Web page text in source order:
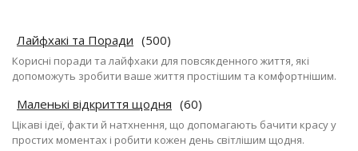
Лайфхакі та Поради (500)
Корисні поради та лайфхаки для повсякденного життя, які
допоможуть зробити ваше життя простішим та комфортнішим.
Маленькі відкриття щодня (60)
Цікаві ідеї, факти й натхнення, що допомагають бачити красу у
простих моментах і робити кожен день світлішим щодня.